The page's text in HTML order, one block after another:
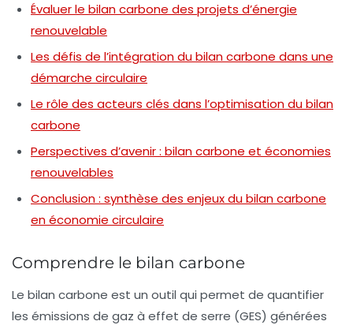
Évaluer le bilan carbone des projets d’énergie
renouvelable
Les défis de l’intégration du bilan carbone dans une
démarche circulaire
Le rôle des acteurs clés dans l’optimisation du bilan
carbone
Perspectives d’avenir : bilan carbone et économies
renouvelables
Conclusion : synthèse des enjeux du bilan carbone
en économie circulaire
Comprendre le bilan carbone
Le bilan carbone est un outil qui permet de quantifier
les émissions de gaz à effet de serre (GES) générées